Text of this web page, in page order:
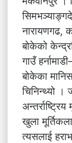
नारायणगढ,
बोकेको
गाउँ
बोकेका
चिनिन्थ्यो ।
अन्तर्राष्ट्रिय
खुला
त्यसलाई